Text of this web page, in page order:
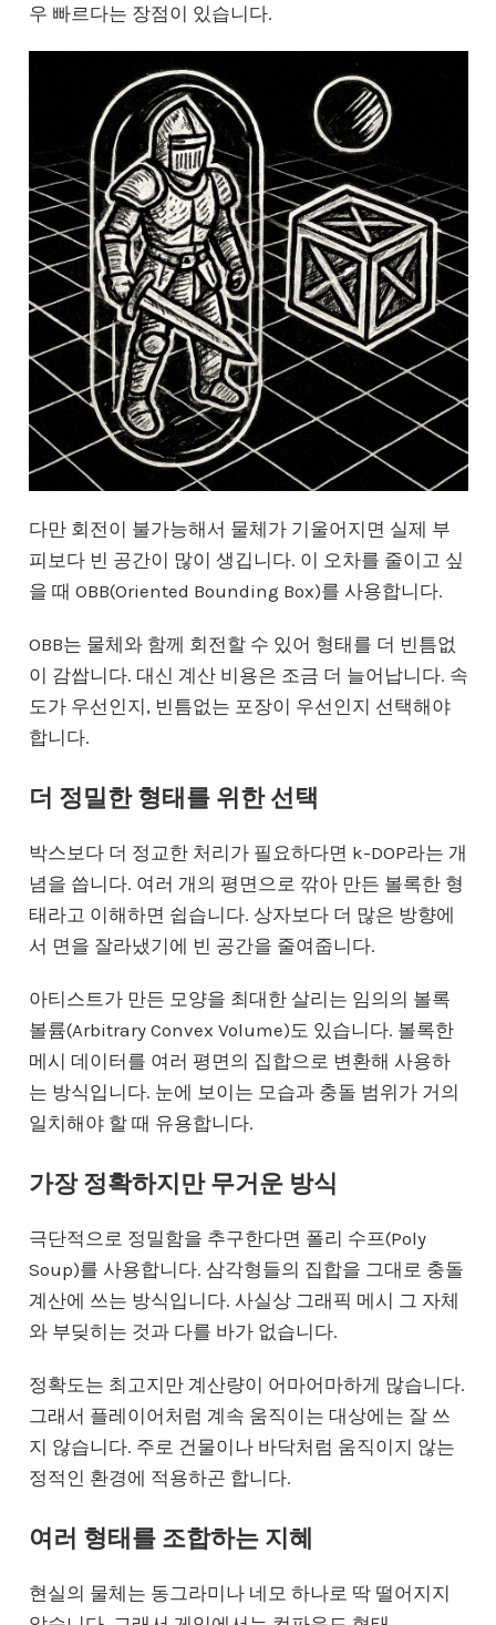
우 빠르다는 장점이 있습니다.
다만 회전이 불가능해서 물체가 기울어지면 실제 부
피보다 빈 공간이 많이 생깁니다. 이 오차를 줄이고 싶
을 때 OBB(Oriented Bounding Box)를 사용합니다.
OBB는 물체와 함께 회전할 수 있어 형태를 더 빈틈없
이 감쌉니다. 대신 계산 비용은 조금 더 늘어납니다. 속
도가 우선인지, 빈틈없는 포장이 우선인지 선택해야
합니다.
더 정밀한 형태를 위한 선택
박스보다 더 정교한 처리가 필요하다면 k-DOP라는 개
념을 씁니다. 여러 개의 평면으로 깎아 만든 볼록한 형
태라고 이해하면 쉽습니다. 상자보다 더 많은 방향에
서 면을 잘라냈기에 빈 공간을 줄여줍니다.
아티스트가 만든 모양을 최대한 살리는 임의의 볼록
볼륨(Arbitrary Convex Volume)도 있습니다. 볼록한
메시 데이터를 여러 평면의 집합으로 변환해 사용하
는 방식입니다. 눈에 보이는 모습과 충돌 범위가 거의
일치해야 할 때 유용합니다.
가장 정확하지만 무거운 방식
극단적으로 정밀함을 추구한다면 폴리 수프(Poly
Soup)를 사용합니다. 삼각형들의 집합을 그대로 충돌
계산에 쓰는 방식입니다. 사실상 그래픽 메시 그 자체
와 부딪히는 것과 다를 바가 없습니다.
정확도는 최고지만 계산량이 어마어마하게 많습니다.
그래서 플레이어처럼 계속 움직이는 대상에는 잘 쓰
지 않습니다. 주로 건물이나 바닥처럼 움직이지 않는
정적인 환경에 적용하곤 합니다.
여러 형태를 조합하는 지혜
현실의 물체는 동그라미나 네모 하나로 딱 떨어지지